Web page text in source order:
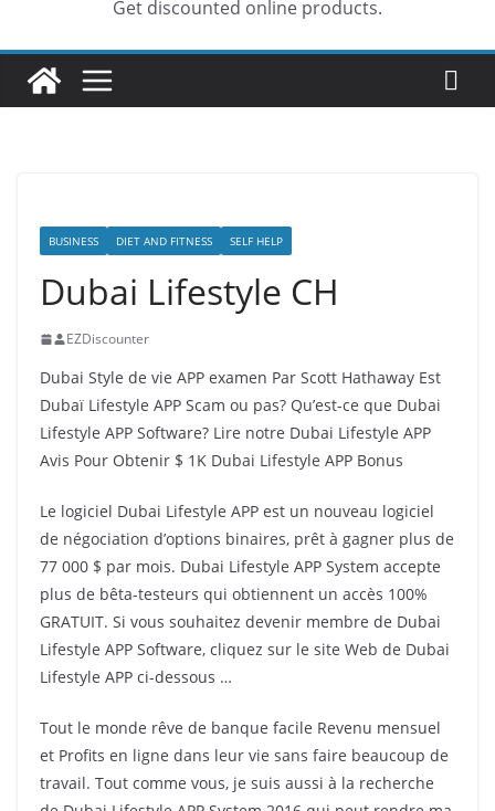
Get discounted online products.
BUSINESS DIET AND FITNESS SELF HELP
Dubai Lifestyle CH
EZDiscounter
Dubai Style de vie APP examen Par Scott Hathaway Est
Dubaï Lifestyle APP Scam ou pas? Qu’est-ce que Dubai
Lifestyle APP Software? Lire notre Dubai Lifestyle APP
Avis Pour Obtenir $ 1K Dubai Lifestyle APP Bonus
Le logiciel Dubai Lifestyle APP est un nouveau logiciel
de négociation d’options binaires, prêt à gagner plus de
77 000 $ par mois. Dubai Lifestyle APP System accepte
plus de bêta-testeurs qui obtiennent un accès 100%
GRATUIT. Si vous souhaitez devenir membre de Dubai
Lifestyle APP Software, cliquez sur le site Web de Dubai
Lifestyle APP ci-dessous …
Tout le monde rêve de banque facile Revenu mensuel
et Profits en ligne dans leur vie sans faire beaucoup de
travail. Tout comme vous, je suis aussi à la recherche